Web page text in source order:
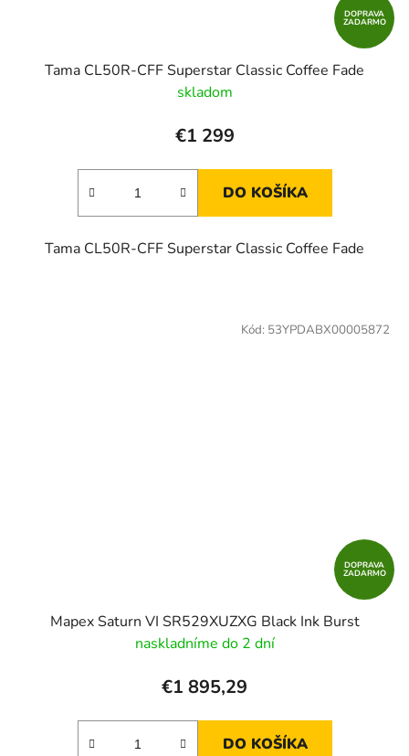
DOPRAVA
ZADARMO
Tama CL50R-CFF Superstar Classic Coffee Fade
skladom
€1 299
DO KOŠÍKA
Tama CL50R-CFF Superstar Classic Coffee Fade
DOPRAVA
ZADARMO
Mapex Saturn VI SR529XUZXG Black Ink Burst
naskladníme do 2 dní
€1 895,29
DO KOŠÍKA
Kód: 53YPDABX00005872